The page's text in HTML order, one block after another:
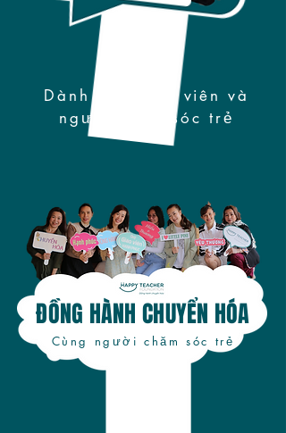
Dành cho giáo viên và
người chăm sóc trẻ​​
ĐỒNG HÀNH CHUYỂN HÓA
Cùng người chăm sóc trẻ​​